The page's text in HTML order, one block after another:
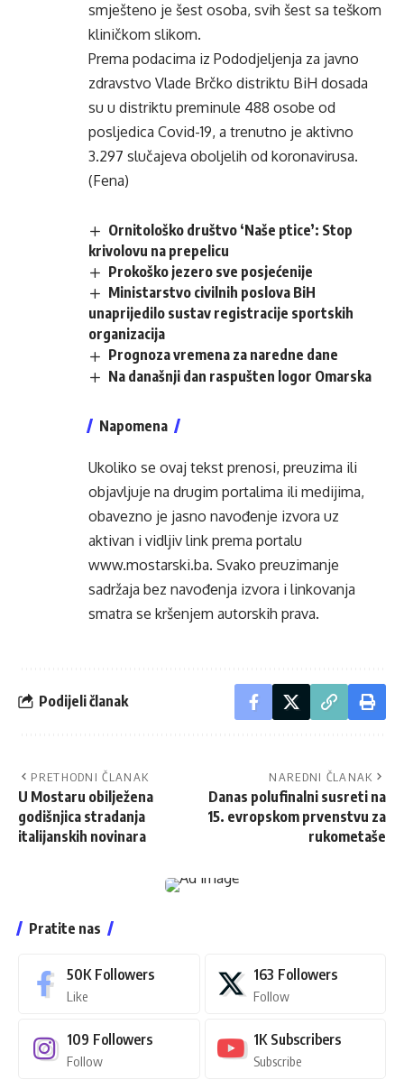
smješteno je šest osoba, svih šest sa teškom
kliničkom slikom.
Prema podacima iz Pododjeljenja za javno
zdravstvo Vlade Brčko distriktu BiH dosada
su u distriktu preminule 488 osobe od
posljedica Covid-19, a trenutno je aktivno
3.297 slučajeva oboljelih od koronavirusa.
(Fena)
Ornitološko društvo ‘Naše ptice’: Stop
krivolovu na prepelicu
Prokoško jezero sve posjećenije
Ministarstvo civilnih poslova BiH
unaprijedilo sustav registracije sportskih
organizacija
Prognoza vremena za naredne dane
Na današnji dan raspušten logor Omarska
Napomena
Ukoliko se ovaj tekst prenosi, preuzima ili
objavljuje na drugim portalima ili medijima,
obavezno je jasno navođenje izvora uz
aktivan i vidljiv link prema portalu
www.mostarski.ba. Svako preuzimanje
sadržaja bez navođenja izvora i linkovanja
smatra se kršenjem autorskih prava.
Podijeli članak
PRETHODNI ČLANAK
U Mostaru obilježena
godišnjica stradanja
italijanskih novinara
NAREDNI ČLANAK
Danas polufinalni susreti na
15. evropskom prvenstvu za
rukometaše
Pratite nas
50K Followers
Like
163 Followers
Follow
109 Followers
Follow
1K Subscribers
Subscribe